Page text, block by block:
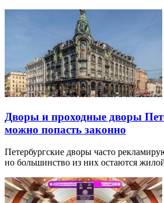
Дворы и проходные дворы
можно попасть законно
Петербургские дворы часто
но большинство из них остаются